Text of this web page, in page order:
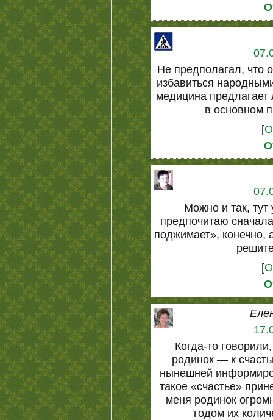
Не предполагал, что
избавиться
медицина
в основном
[
Можно и так, тут
предпочитаю
поджимает», конечно,
[
Когда-то
родинок — к
нынешней
такое «счастье»
меня родинок
годом их